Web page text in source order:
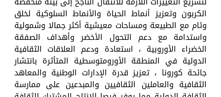
الكربون وتعزيز أنماط الحياة والأنماط السلوكية لخلق
وئام مع الطبيعة ومساحات معيشية أكثر جمالا وشمولية
واستدامة مع دعم التحول الأخضر وأهداف الصفقة
الخضراء الأوروبية ، استعادة ودعم العلاقات الثقافية
الدولية في المنطقة الأورومتوسطية المتأثرة بانتشار
جائحة كورونا ، تعزيز قدرة الإدارات الوطنية والمعاهد
الثقافية والعاملين الثقافيين والمبدعين على ممارسة